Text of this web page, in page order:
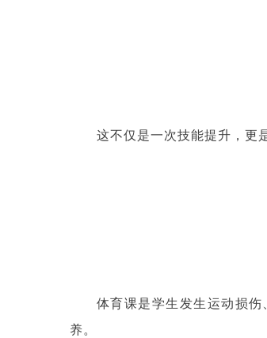
这不仅是一次技能提升，更
体育课是学生发生运动损
养。